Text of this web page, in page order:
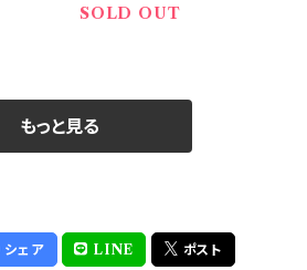
高級感 おしゃれ ブラウン ブ
SOLD OUT
もっと見る
シェア LINE ポスト